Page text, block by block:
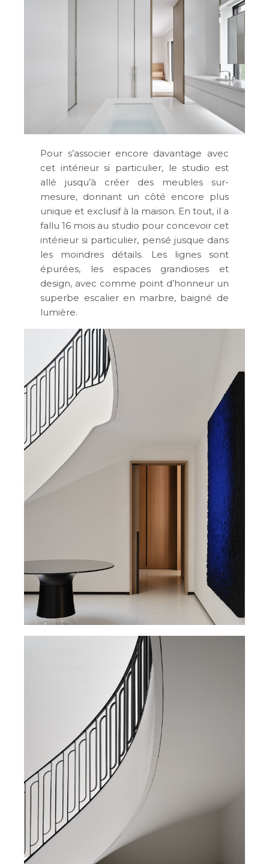
Pour s’associer encore davantage avec
cet intérieur si particulier, le studio est
allé jusqu’à créer des meubles sur-
mesure, donnant un côté encore plus
unique et exclusif à la maison. En tout, il a
fallu 16 mois au studio pour concevoir cet
intérieur si particulier, pensé jusque dans
les moindres détails. Les lignes sont
épurées, les espaces grandioses et
design, avec comme point d’honneur un
superbe escalier en marbre, baigné de
lumière.